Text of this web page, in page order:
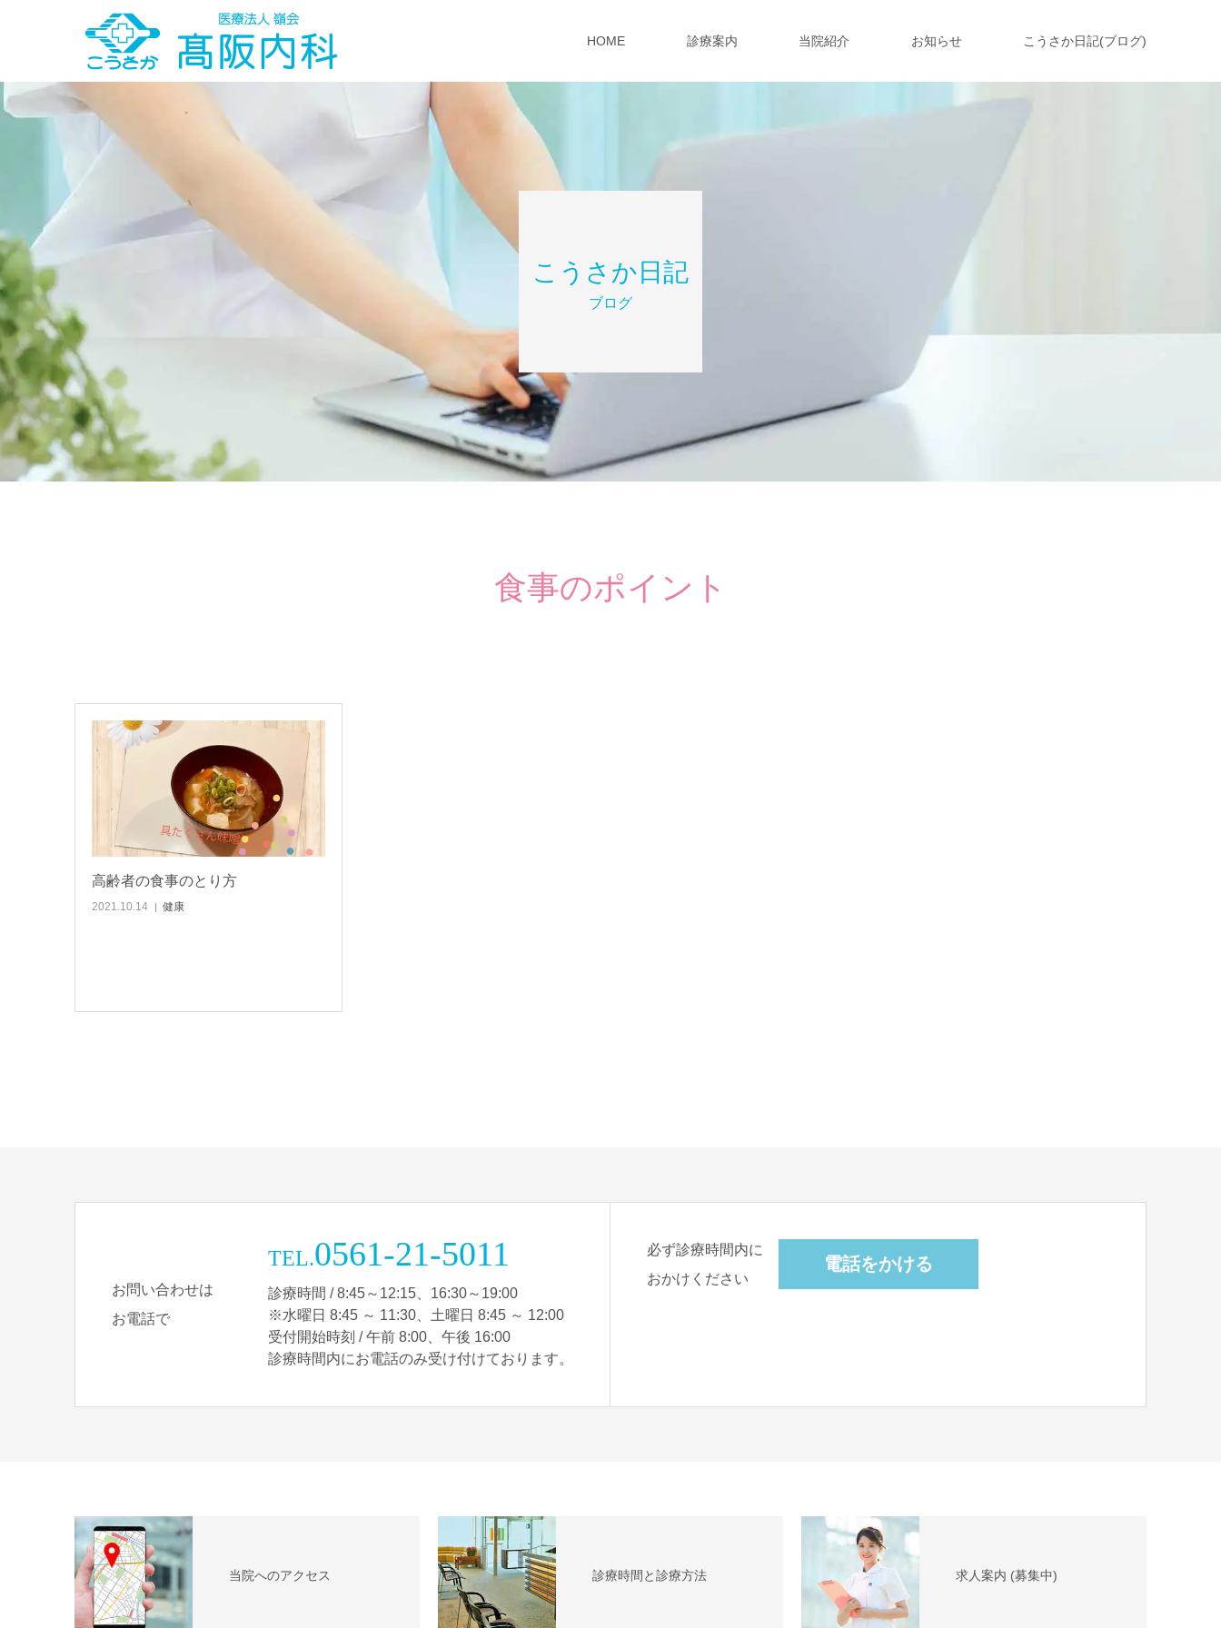
HOME 診療案内 当院紹介 お知らせ こうさか日記(ブログ)
こうさか日記
ブログ
食事のポイント
高齢者の食事のとり方
2021.10.14 健康
お問い合わせは
お電話で
TEL.0561-21-5011
診療時間 / 8:45～12:15、16:30～19:00
※水曜日 8:45 ～ 11:30、土曜日 8:45 ～ 12:00
受付開始時刻 / 午前 8:00、午後 16:00
診療時間内にお電話のみ受け付けております。
必ず診療時間内に
おかけください
電話をかける
当院へのアクセス 診療時間と診療方法 求人案内 (募集中)